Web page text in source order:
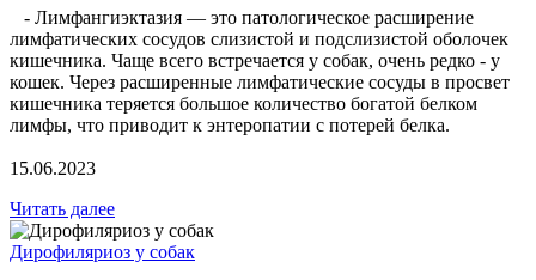
- Лимфангиэктазия — это патологическое расширение
лимфатических сосудов слизистой и подслизистой оболочек
кишечника. Чаще всего встречается у собак, очень редко - у
кошек. Через расширенные лимфатические сосуды в просвет
кишечника теряется большое количество богатой белком
лимфы, что приводит к энтеропатии с потерей белка.
15.06.2023
Читать далее
Дирофиляриоз у собак